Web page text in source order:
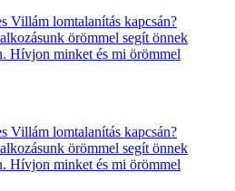
Villám lomtalanítás kapcsán?
örömmel segít önnek
Hívjon minket és mi örömmel
Villám lomtalanítás kapcsán?
örömmel segít önnek
Hívjon minket és mi örömmel